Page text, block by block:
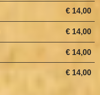
€ 14,00
€ 14,00
€ 14,00
€ 14,00